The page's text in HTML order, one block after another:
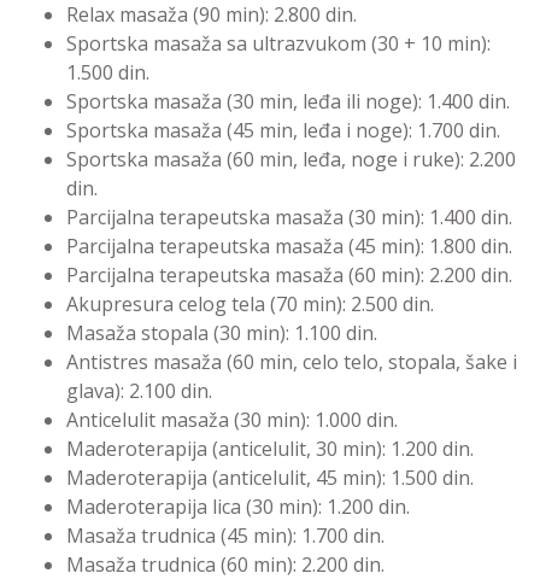
Relax masaža (90 min): 2.800 din.
Sportska masaža sa ultrazvukom (30 + 10 min):
1.500 din.
Sportska masaža (30 min, leđa ili noge): 1.400 din.
Sportska masaža (45 min, leđa i noge): 1.700 din.
Sportska masaža (60 min, leđa, noge i ruke): 2.200
din.
Parcijalna terapeutska masaža (30 min): 1.400 din.
Parcijalna terapeutska masaža (45 min): 1.800 din.
Parcijalna terapeutska masaža (60 min): 2.200 din.
Akupresura celog tela (70 min): 2.500 din.
Masaža stopala (30 min): 1.100 din.
Antistres masaža (60 min, celo telo, stopala, šake i
glava): 2.100 din.
Anticelulit masaža (30 min): 1.000 din.
Maderoterapija (anticelulit, 30 min): 1.200 din.
Maderoterapija (anticelulit, 45 min): 1.500 din.
Maderoterapija lica (30 min): 1.200 din.
Masaža trudnica (45 min): 1.700 din.
Masaža trudnica (60 min): 2.200 din.